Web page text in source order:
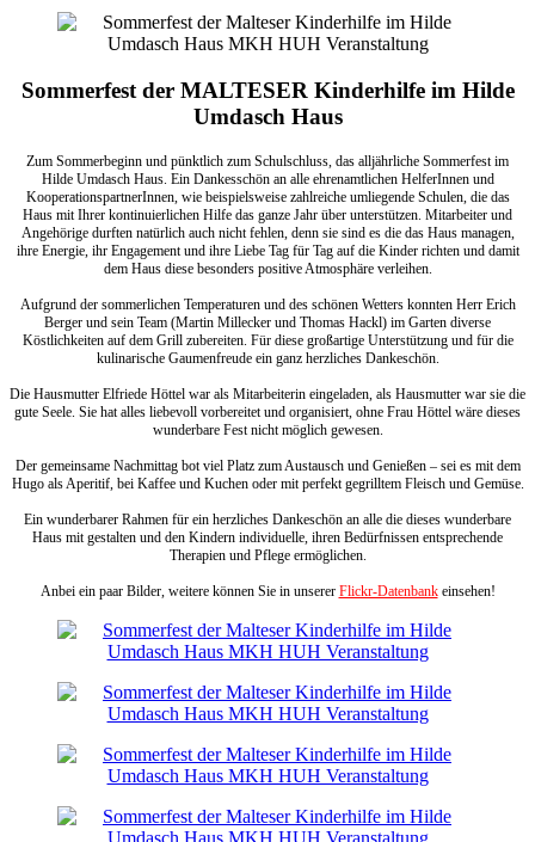
Sommerfest der MALTESER Kinderhilfe im Hilde
Umdasch Haus
Zum Sommerbeginn und pünktlich zum Schulschluss, das alljährliche Sommerfest im
Hilde Umdasch Haus. Ein Dankesschön an alle ehrenamtlichen HelferInnen und
KooperationspartnerInnen, wie beispielsweise zahlreiche umliegende Schulen, die das
Haus mit Ihrer kontinuierlichen Hilfe das ganze Jahr über unterstützen. Mitarbeiter und
Angehörige durften natürlich auch nicht fehlen, denn sie sind es die das Haus managen,
ihre Energie, ihr Engagement und ihre Liebe Tag für Tag auf die Kinder richten und damit
dem Haus diese besonders positive Atmosphäre verleihen.
Aufgrund der sommerlichen Temperaturen und des schönen Wetters konnten Herr Erich
Berger und sein Team (Martin Millecker und Thomas Hackl) im Garten diverse
Köstlichkeiten auf dem Grill zubereiten. Für diese großartige Unterstützung und für die
kulinarische Gaumenfreude ein ganz herzliches Dankeschön.
Die Hausmutter Elfriede Höttel war als Mitarbeiterin eingeladen, als Hausmutter war sie die
gute Seele. Sie hat alles liebevoll vorbereitet und organisiert, ohne Frau Höttel wäre dieses
wunderbare Fest nicht möglich gewesen.
Der gemeinsame Nachmittag bot viel Platz zum Austausch und Genießen – sei es mit dem
Hugo als Aperitif, bei Kaffee und Kuchen oder mit perfekt gegrilltem Fleisch und Gemüse.
Ein wunderbarer Rahmen für ein herzliches Dankeschön an alle die dieses wunderbare
Haus mit gestalten und den Kindern individuelle, ihren Bedürfnissen entsprechende
Therapien und Pflege ermöglichen.
Anbei ein paar Bilder, weitere können Sie in unserer Flickr-Datenbankeinsehen!